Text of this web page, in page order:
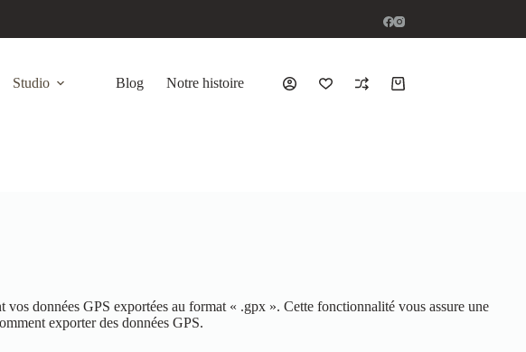
Studio Blog Notre histoire
données GPS exportées au format « .gpx ». Cette fonctionnalité vous assure une
exporter des données GPS.